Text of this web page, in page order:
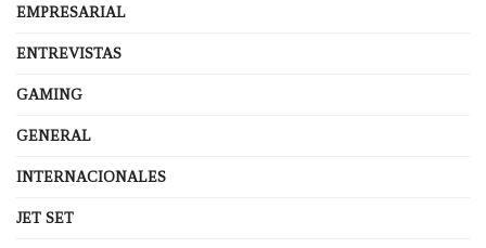
EMPRESARIAL
ENTREVISTAS
GAMING
GENERAL
INTERNACIONALES
JET SET